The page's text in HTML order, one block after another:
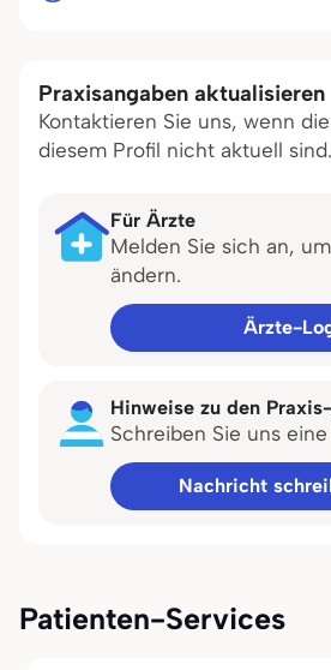
Praxisangaben aktualisieren
Kontaktieren Sie uns, wenn
diesem Profil nicht aktuell sind.
Für Ärzte
Melden Sie sich an,
ändern.
Ärzte-
Hinweise zu den
Schreiben Sie uns
Nachricht
Patienten-Services